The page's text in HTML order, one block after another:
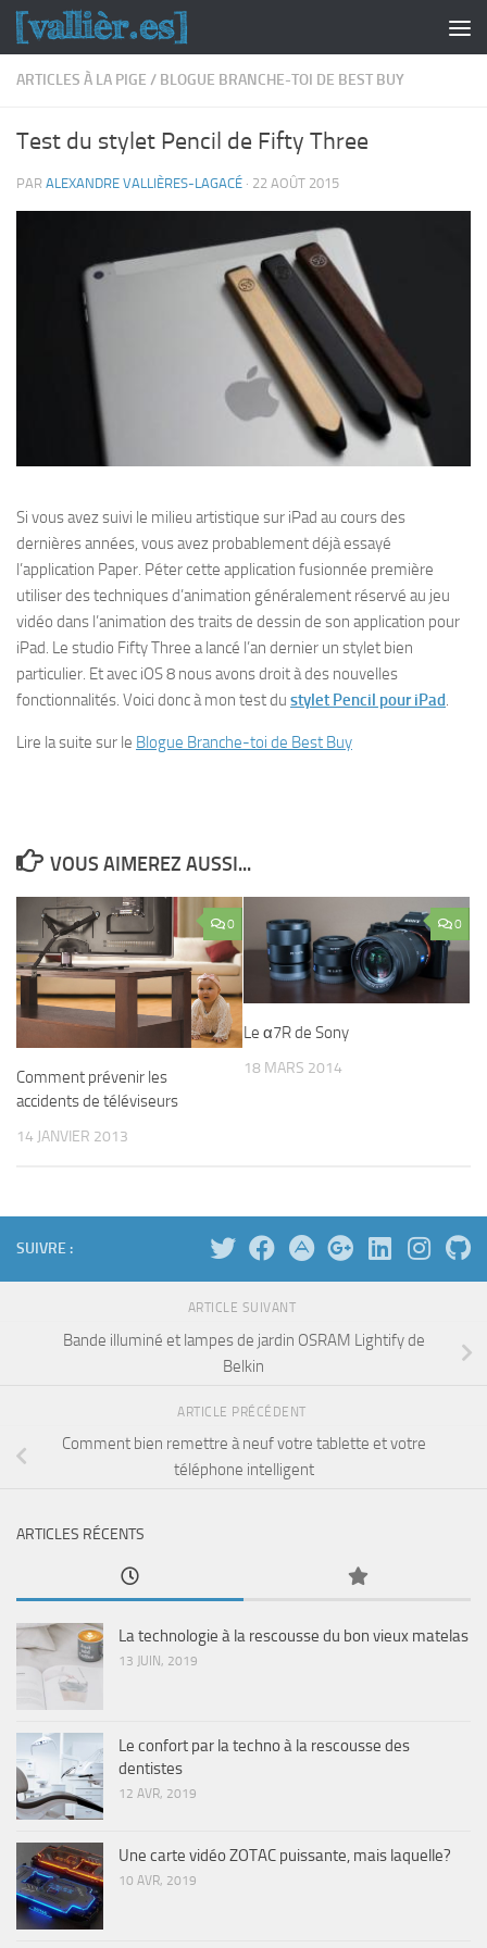
Skip to content
ARTICLES À LA PIGE / BLOGUE BRANCHE-TOI DE BEST BUY
Test du stylet Pencil de Fifty Three
PAR ALEXANDRE VALLIÈRES-LAGACÉ · 22 AOÛT 2015
Si vous avez suivi le milieu artistique sur iPad au cours des
dernières années, vous avez probablement déjà essayé
l’application Paper. Péter cette application fusionnée première
utiliser des techniques d’animation généralement réservé au jeu
vidéo dans l’animation des traits de dessin de son application pour
iPad. Le studio Fifty Three a lancé l’an dernier un stylet bien
particulier. Et avec iOS 8 nous avons droit à des nouvelles
fonctionnalités. Voici donc à mon test du stylet Pencil pour iPad.
Lire la suite sur le Blogue Branche-toi de Best Buy
VOUS AIMEREZ AUSSI...
0
Comment prévenir les
accidents de téléviseurs
14 JANVIER 2013
0
Le α7R de Sony
18 MARS 2014
SUIVRE :
ARTICLE SUIVANT
Bande illuminé et lampes de jardin OSRAM Lightify de
Belkin
ARTICLE PRÉCÉDENT
Comment bien remettre à neuf votre tablette et votre
téléphone intelligent
ARTICLES RÉCENTS
La technologie à la rescousse du bon vieux matelas
13 JUIN, 2019
Le confort par la techno à la rescousse des
dentistes
12 AVR, 2019
Une carte vidéo ZOTAC puissante, mais laquelle?
10 AVR, 2019